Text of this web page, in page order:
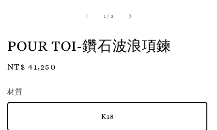
1 / 2
POUR TOI-鑽石波浪項鍊
Regular
NT$ 41,250
材質
K18